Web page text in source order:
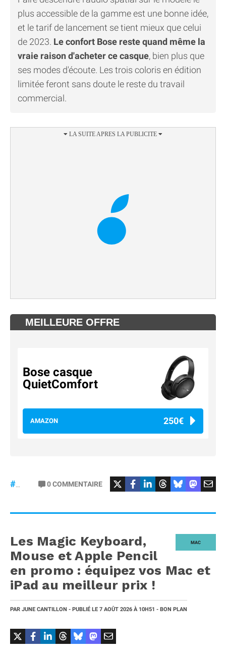
plus accessible de la gamme est une bonne idée,
et le tarif de lancement se tient mieux que celui
de 2023. Le confort Bose reste quand même la
vraie raison d'acheter ce casque, bien plus que
ses modes d'écoute. Les trois coloris en édition
limitée feront sans doute le reste du travail
commercial.
MEILLEURE OFFRE
Bose casque
QuietComfort
AMAZON 250€
#Casque#QuietComfort
0COMMENTAIRE
MAC
Les Magic Keyboard,
Mouse et Apple Pencil
en promo : équipez vos Mac et
iPad au meilleur prix !
PAR JUNE CANTILLON - PUBLIÉ LE 7 AOÛT 2026 À 10H51 - BON PLAN